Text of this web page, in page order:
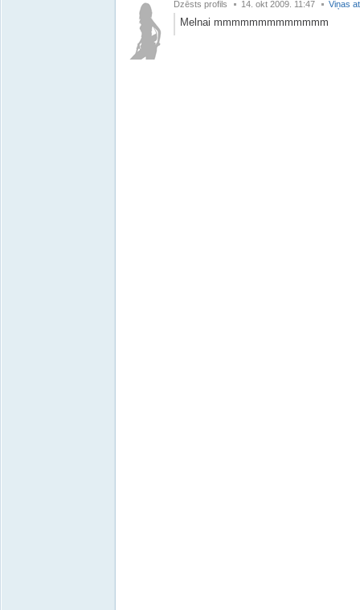
Dzēsts profils 14. okt 2009. 11:47 Viņas
Melnai mmmmmmmmmmmmm